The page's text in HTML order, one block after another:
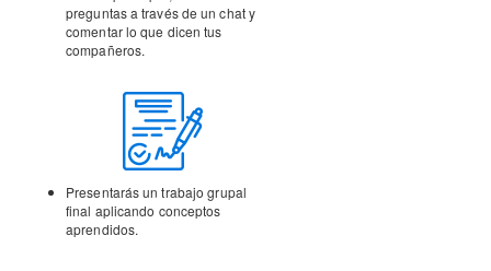
preguntas a través de un chat y
comentar lo que dicen tus
compañeros.
Presentarás un trabajo grupal
final aplicando conceptos
aprendidos.